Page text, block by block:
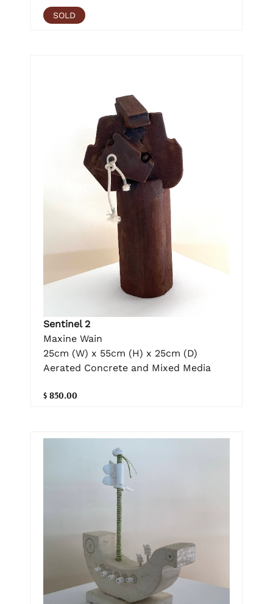
SOLD
Sentinel 2
Maxine Wain
25cm (W) x 55cm (H) x 25cm (D)
Aerated Concrete and Mixed Media
$ 850.00